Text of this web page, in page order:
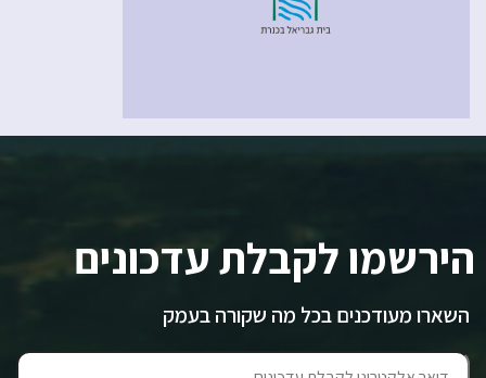
הירשמו לקבלת עדכונים
השארו מעודכנים בכל מה שקורה בעמק